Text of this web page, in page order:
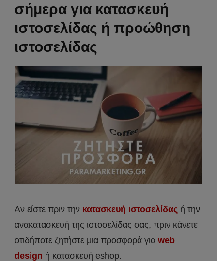
σήμερα για κατασκευή
ιστοσελίδας ή προώθηση
ιστοσελίδας
Αν είστε πριν την κατασκευή ιστοσελίδας ή την
ανακατασκευή της ιστοσελίδας σας, πριν κάνετε
οτιδήποτε ζητήστε μια προσφορά για web
design ή κατασκευή eshop.